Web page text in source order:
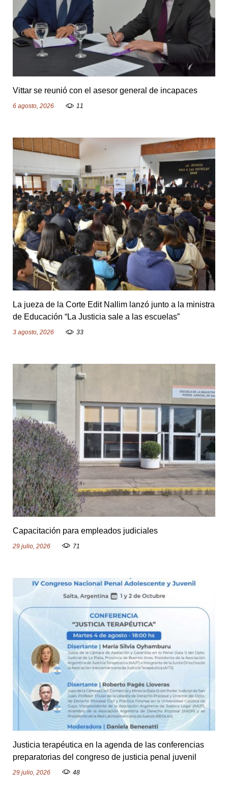
r
:
M
n
i
a
A
b
i
l
é
s
Vittar se reunió con el asesor general de incapaces
6 agosto, 2026 11
La jueza de la Corte Edit Nallim lanzó junto a la ministra
de Educación “La Justicia sale a las escuelas”
3 agosto, 2026 33
Capacitación para empleados judiciales
29 julio, 2026 71
Justicia terapéutica en la agenda de las conferencias
preparatorias del congreso de justicia penal juvenil
29 julio, 2026 48